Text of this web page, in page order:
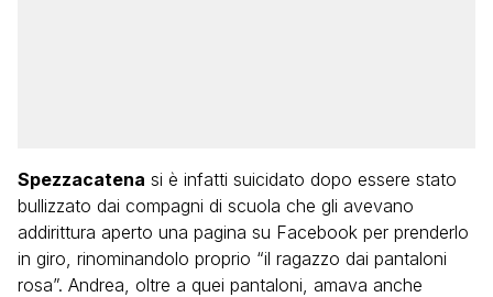
Spezzacatena si è infatti suicidato dopo essere stato
bullizzato dai compagni di scuola che gli avevano
addirittura aperto una pagina su Facebook per prenderlo
in giro, rinominandolo proprio “il ragazzo dai pantaloni
rosa”. Andrea, oltre a quei pantaloni, amava anche